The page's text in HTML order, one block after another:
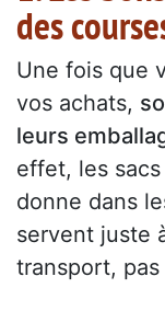
des
Une fois que
vos achats,
leurs
effet, les
donne dans
servent juste
transport,